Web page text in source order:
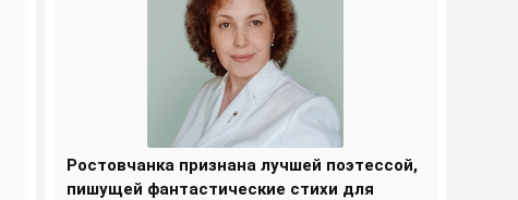
Ростовчанка признана лучшей поэтессой,
пишущей фантастические стихи для